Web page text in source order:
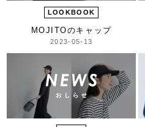
LOOKBOOK
MOJITOのキャップ
2023-05-13